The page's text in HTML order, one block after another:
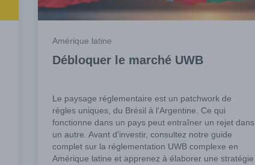
Amérique latine
Débloquer le marché UWB
Le paysage réglementaire est un patchwork de
règles uniques, du Brésil à l'Argentine. Ce qui
fonctionne dans un pays peut entraîner un rejet dans
un autre. Avant d'investir, consultez notre guide
complet sur la réglementation UWB complexe en
Amérique latine et apprenez à élaborer une stratégie